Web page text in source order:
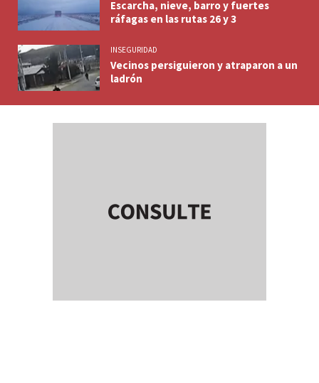
Escarcha, nieve, barro y fuertes
ráfagas en las rutas 26 y 3
INSEGURIDAD
Vecinos persiguieron y atraparon a un
ladrón